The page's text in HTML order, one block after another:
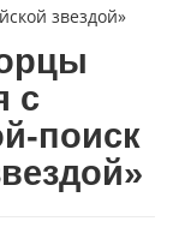
звездой»
с
поиск